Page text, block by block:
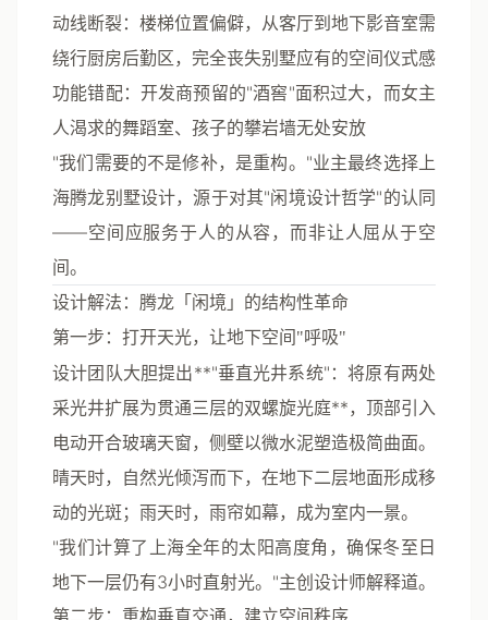
动线断裂：楼梯位置偏僻，从客厅到地下影音室需
绕行厨房后勤区，完全丧失别墅应有的空间仪式感
功能错配：开发商预留的"酒窖"面积过大，而女主
人渴求的舞蹈室、孩子的攀岩墙无处安放
"我们需要的不是修补，是重构。"业主最终选择上
海腾龙别墅设计，源于对其"闲境设计哲学"的认同
——空间应服务于人的从容，而非让人屈从于空
间。
设计解法：腾龙「闲境」的结构性革命
第一步：打开天光，让地下空间"呼吸"
设计团队大胆提出**"垂直光井系统" ：将原有两处
采光井扩展为贯通三层的双螺旋光庭**，顶部引入
电动开合玻璃天窗，侧壁以微水泥塑造极简曲面。
晴天时，自然光倾泻而下，在地下二层地面形成移
动的光斑；雨天时，雨帘如幕，成为室内一景。
"我们计算了上海全年的太阳高度角，确保冬至日
地下一层仍有3小时直射光。"主创设计师解释道。
第二步：重构垂直交通，建立空间秩序